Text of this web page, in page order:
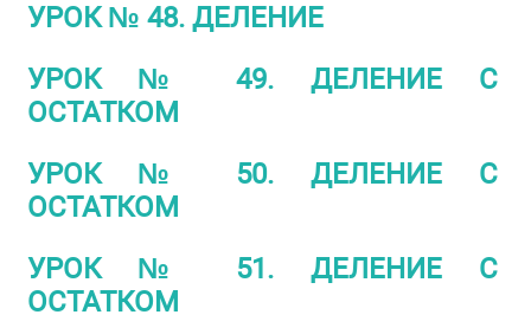
УРОК № 48. ДЕЛЕНИЕ
УРОК № 49. ДЕЛЕНИЕ С
ОСТАТКОМ
УРОК № 50. ДЕЛЕНИЕ С
ОСТАТКОМ
УРОК № 51. ДЕЛЕНИЕ С
ОСТАТКОМ